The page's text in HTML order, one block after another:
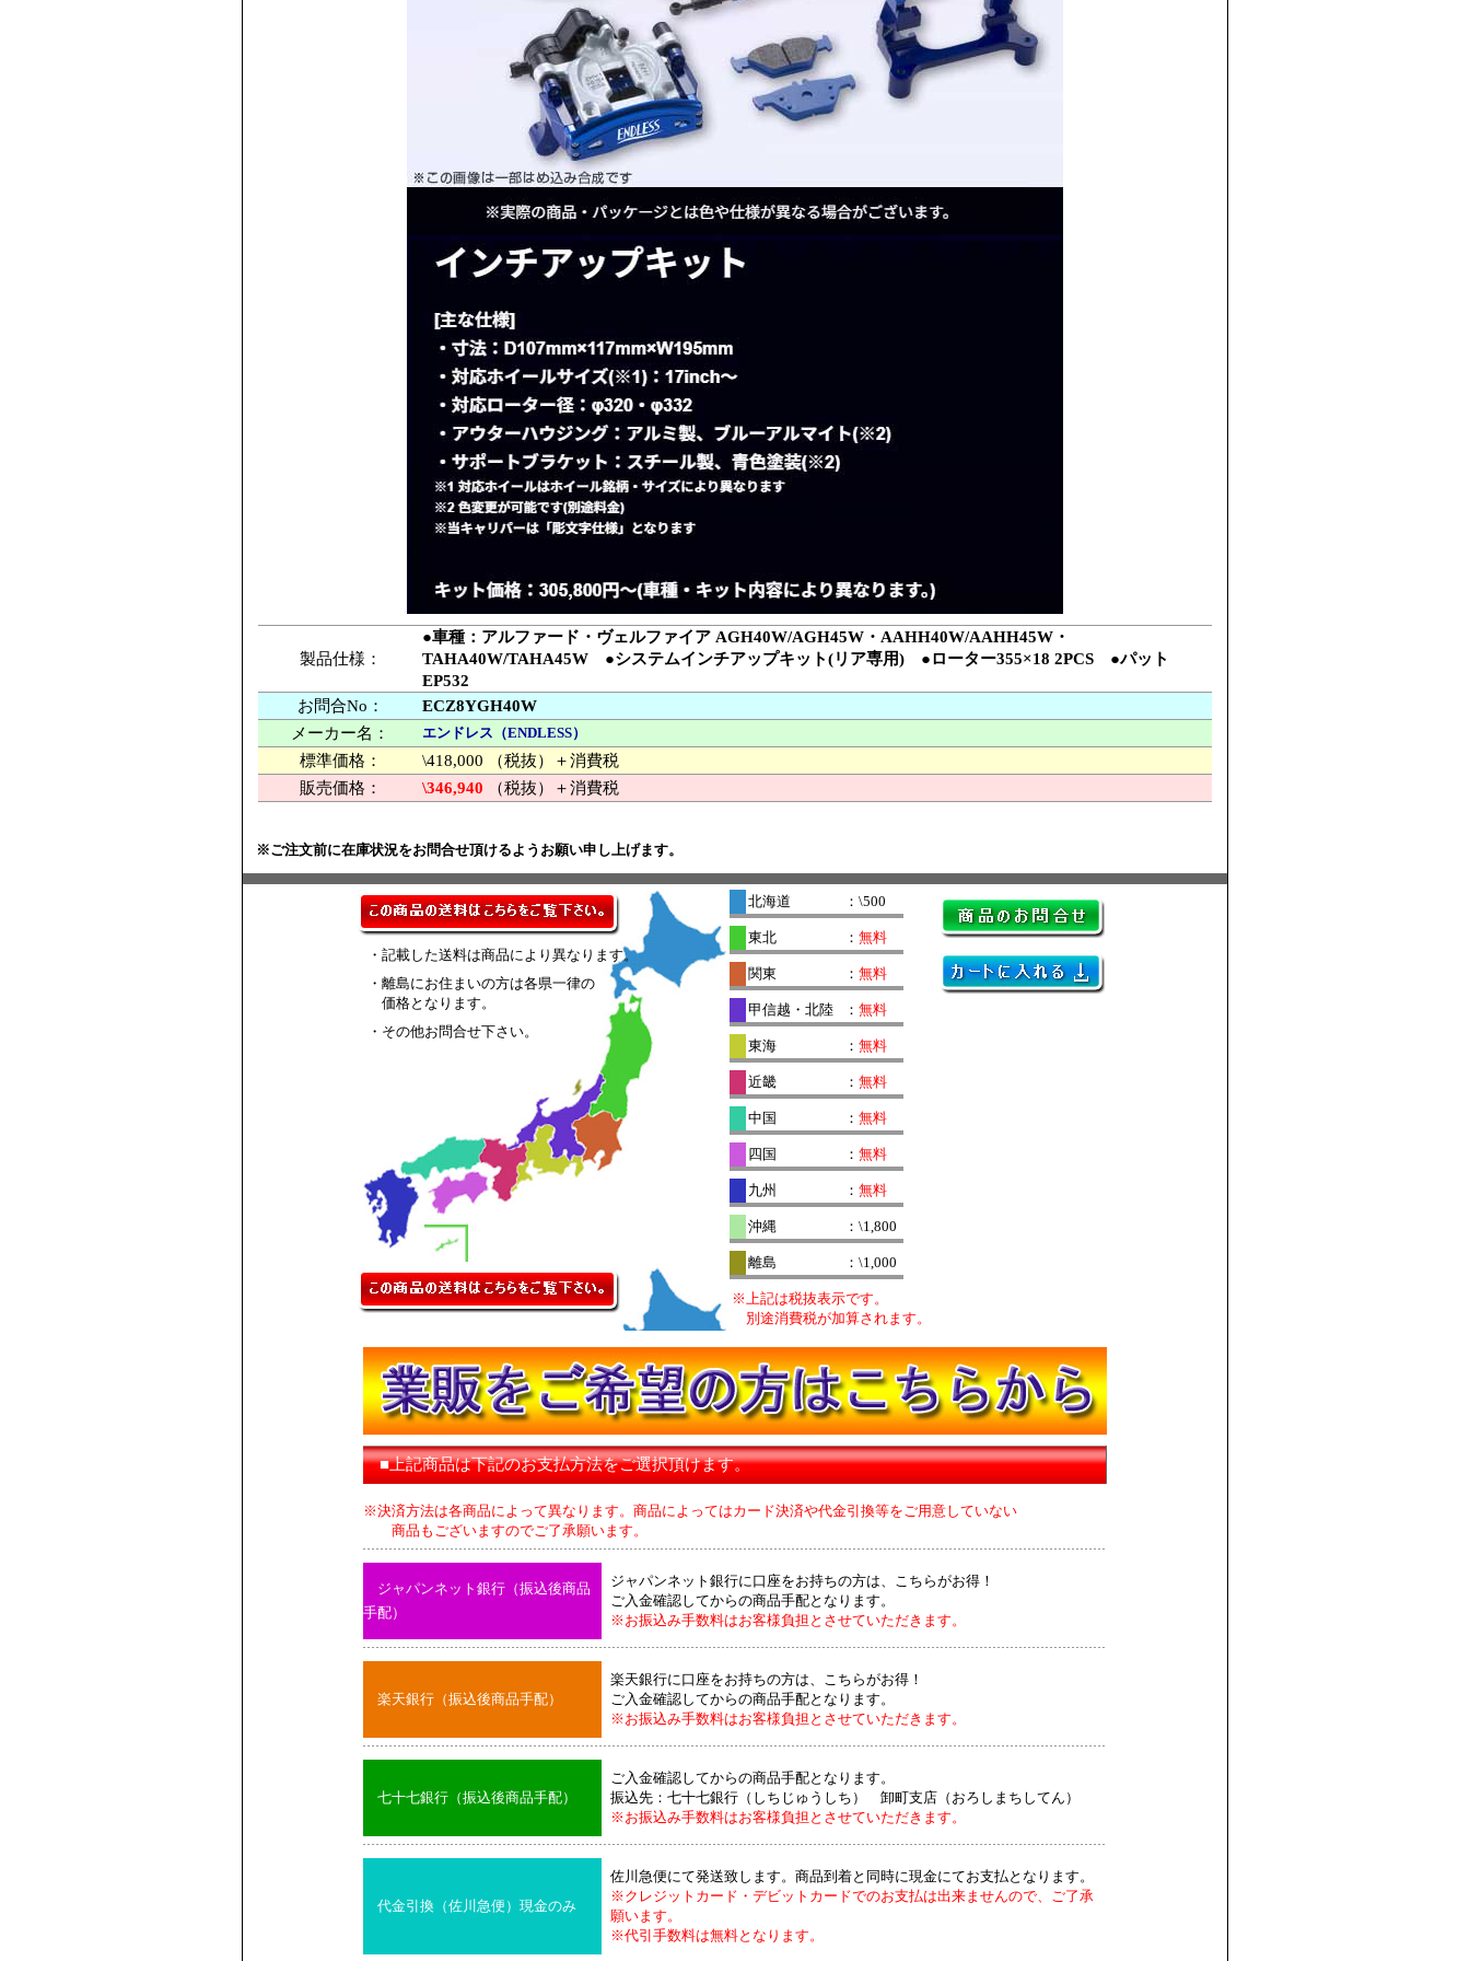
製品仕様：
●車種：アルファード・ヴェルファイア AGH40W/AGH45W・AAHH40W/AAHH45W・
TAHA40W/TAHA45W ●システムインチアップキット(リア専用) ●ローター355×18 2PCS ●パット
EP532
お問合No：
ECZ8YGH40W
メーカー名：
エンドレス（ENDLESS）
標準価格：
\418,000 （税抜）＋消費税
販売価格：
\346,940 （税抜）＋消費税
※ご注文前に在庫状況をお問合せ頂けるようお願い申し上げます。
・記載した送料は商品により異なります。
・離島にお住まいの方は各県一律の
価格となります。
・その他お問合せ下さい。
北海道 ：\500
東北 ： 無料
関東 ： 無料
甲信越・北陸 ： 無料
東海 ： 無料
近畿 ： 無料
中国 ： 無料
四国 ： 無料
九州 ： 無料
沖縄 ：\1,800
離島 ：\1,000
※上記は税抜表示です。
別途消費税が加算されます。
■上記商品は下記のお支払方法をご選択頂けます。
※決済方法は各商品によって異なります。商品によってはカード決済や代金引換等をご用意していない
商品もございますのでご了承願います。
ジャパンネット銀行（振込後商品
手配）
ジャパンネット銀行に口座をお持ちの方は、こちらがお得！
ご入金確認してからの商品手配となります。
※お振込み手数料はお客様負担とさせていただきます。
楽天銀行（振込後商品手配）
楽天銀行に口座をお持ちの方は、こちらがお得！
ご入金確認してからの商品手配となります。
※お振込み手数料はお客様負担とさせていただきます。
七十七銀行（振込後商品手配）
ご入金確認してからの商品手配となります。
振込先：七十七銀行（しちじゅうしち） 卸町支店（おろしまちしてん）
※お振込み手数料はお客様負担とさせていただきます。
代金引換（佐川急便）現金のみ
佐川急便にて発送致します。商品到着と同時に現金にてお支払となります。
※クレジットカード・デビットカードでのお支払は出来ませんので、ご了承
願います。
※代引手数料は無料となります。